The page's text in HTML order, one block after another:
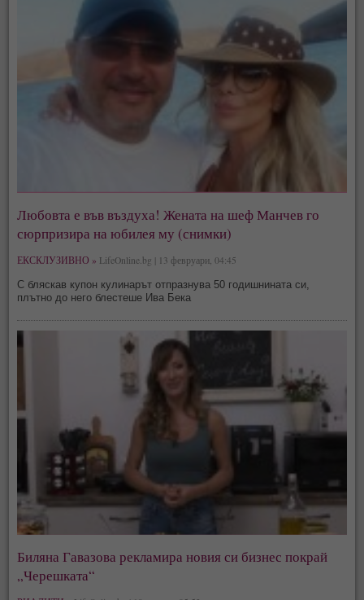
Любовта е във въздуха! Жената на шеф Манчев го
сюрпризира на юбилея му (снимки)
ЕКСКЛУЗИВНО » LifeOnline.bg | 13 февруари, 04:45
С бляскав купон кулинарът отпразнува 50 годишнината си,
плътно до него блестеше Ива Бека
Биляна Гавазова рекламира новия си бизнес покрай
„Черешката“